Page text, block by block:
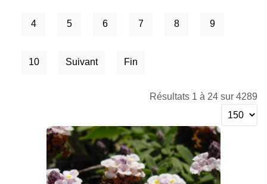
4 5 6 7 8 9
10 Suivant Fin
Résultats 1 à 24 sur 4289